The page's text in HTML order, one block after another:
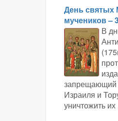
День святых
мучеников –
В
запрещающий
Израиля и
уничтожить их